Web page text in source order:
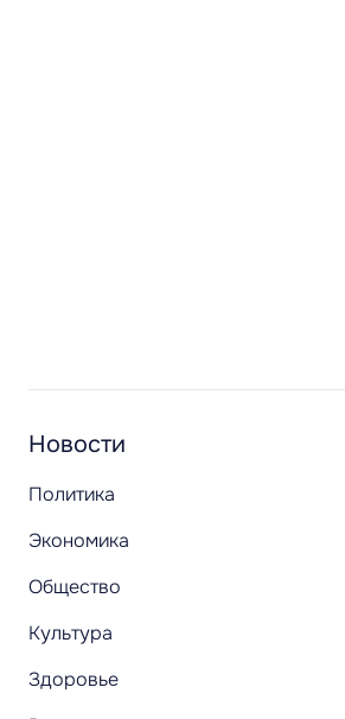
Новости
Политика
Экономика
Общество
Культура
Здоровье